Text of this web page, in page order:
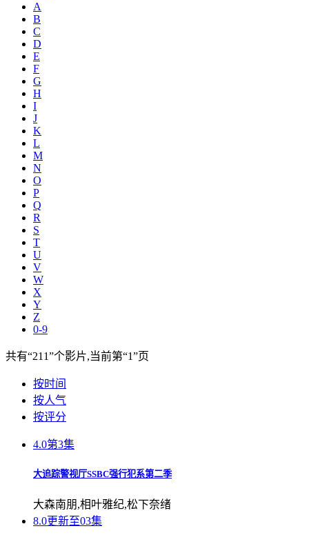
A
B
C
D
E
F
G
H
I
J
K
L
M
N
O
P
Q
R
S
T
U
V
W
X
Y
Z
0-9
共有“211”个影片,当前第“1”页
按时间
按人气
按评分
4.0第3集
大追踪警视厅SSBC强行犯系第二季
大森南朋,相叶雅纪,松下奈绪
8.0更新至03集